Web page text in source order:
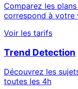
Comparez les
correspond à votre
Voir les tarifs
Trend Detection
Découvrez les
toutes les 4h